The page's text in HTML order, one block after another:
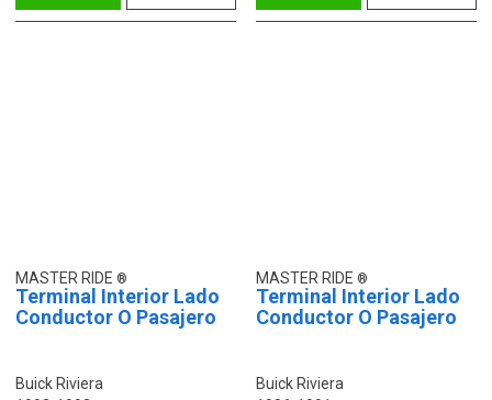
MASTER RIDE
Terminal Interior Lado
Conductor O Pasajero
Buick Riviera
MASTER RIDE
Terminal Interior Lado
Conductor O Pasajero
Buick Riviera